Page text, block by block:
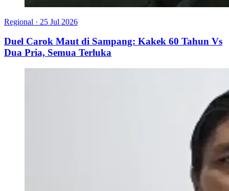
Regional · 25 Jul 2026
Duel Carok Maut di Sampang: Kakek 60 Tahun Vs
Dua Pria, Semua Terluka